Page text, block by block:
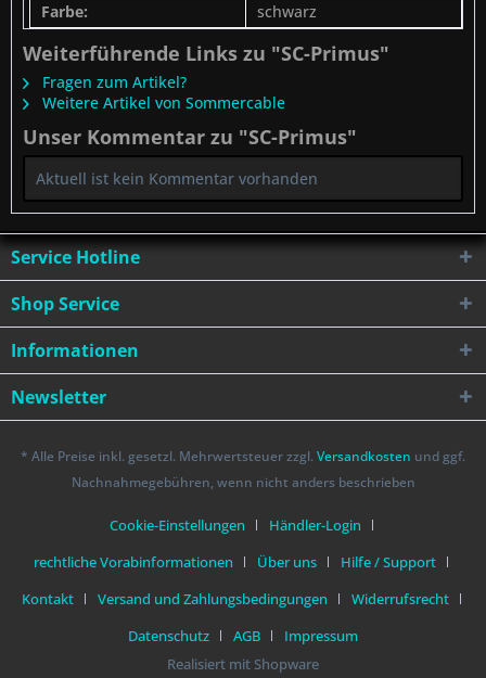
Farbe: schwarz
Weiterführende Links zu "SC-Primus"
Fragen zum Artikel?
Weitere Artikel von Sommercable
Unser Kommentar zu "SC-Primus"
Aktuell ist kein Kommentar vorhanden
Service Hotline
Shop Service
Informationen
Newsletter
* Alle Preise inkl. gesetzl. Mehrwertsteuer zzgl. Versandkosten und ggf.
Nachnahmegebühren, wenn nicht anders beschrieben
Cookie-Einstellungen
Händler-Login
rechtliche Vorabinformationen
Über uns
Hilfe / Support
Kontakt
Versand und Zahlungsbedingungen
Widerrufsrecht
Datenschutz
AGB
Impressum
Realisiert mit Shopware